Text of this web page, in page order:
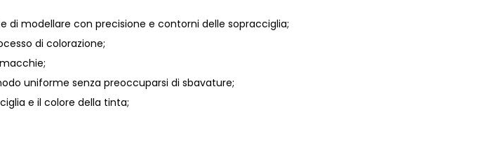
modellare con precisione e contorni delle sopracciglia;
di colorazione;
uniforme senza preoccuparsi di sbavature;
e il colore della tinta;